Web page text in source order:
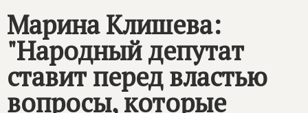
Контакты
Марина Клишева:
"Народный депутат
ставит перед властью
вопросы, которые